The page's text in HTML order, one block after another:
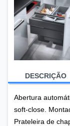
DESCRIÇÃO
Abertura
soft-close.
Prateleira de